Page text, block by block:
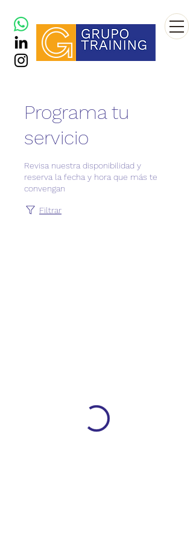
Programa tu
servicio
Revisa nuestra disponibilidad y
reserva la fecha y hora que más te
convengan
Filtrar